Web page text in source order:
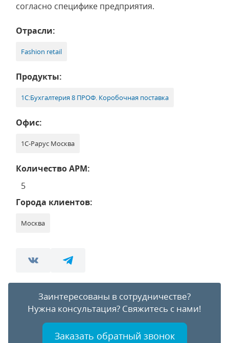
согласно специфике предприятия.
Отрасли:
Fashion retail
Продукты:
1С:Бухгалтерия 8 ПРОФ. Коробочная поставка
Офис:
1С-Рарус Москва
Количество АРМ:
5
Города клиентов:
Москва
Заинтересованы в сотрудничестве?
Нужна консультация? Свяжитесь с нами!
Заказать обратный звонок